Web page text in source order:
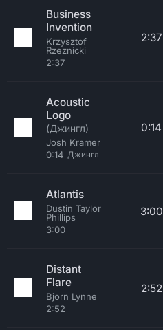
Business
Invention
Krzysztof
Rzeznicki
2:37
2:37
Acoustic
Logo
(Джингл)
Josh Kramer
0:14 Джингл
0:14
Atlantis
Dustin Taylor
Phillips
3:00
3:00
Distant
Flare
Bjorn Lynne
2:52
2:52